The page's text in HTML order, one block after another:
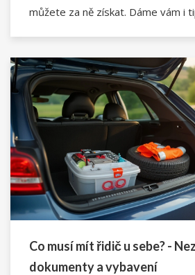
můžete za ně získat. Dáme vám i
Co musí mít řidič u sebe? -
dokumenty a vybavení